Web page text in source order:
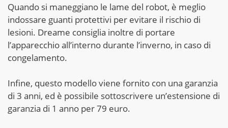
Quando si maneggiano le lame del robot, è meglio
indossare guanti protettivi per evitare il rischio di
lesioni. Dreame consiglia inoltre di portare
l’apparecchio all’interno durante l’inverno, in caso di
congelamento.
Infine, questo modello viene fornito con una garanzia
di 3 anni, ed è possibile sottoscrivere un’estensione di
garanzia di 1 anno per 79 euro.